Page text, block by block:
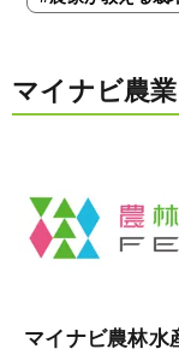
マイナビ農
マイナビ農林水